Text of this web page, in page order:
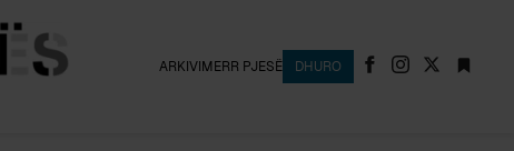
ARKIVIMERR PJESË DHURO